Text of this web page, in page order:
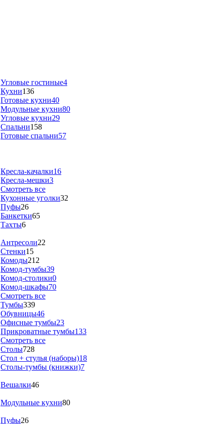
Угловые гостиные4
Кухни136
Готовые кухни40
Модульные кухни80
Угловые кухни29
Спальни158
Готовые спальни57
Кресла-качалки16
Кресла-мешки3
Смотреть все
Кухонные уголки32
Пуфы26
Банкетки65
Тахты6
Антресоли22
Стенки15
Комоды212
Комод-тумбы39
Комод-столики0
Комод-шкафы70
Смотреть все
Тумбы339
Обувницы46
Офисные тумбы23
Прикроватные тумбы133
Смотреть все
Столы728
Стол + стулья (наборы)18
Столы-тумбы (книжки)7
Вешалки46
Модульные кухни80
Пуфы26